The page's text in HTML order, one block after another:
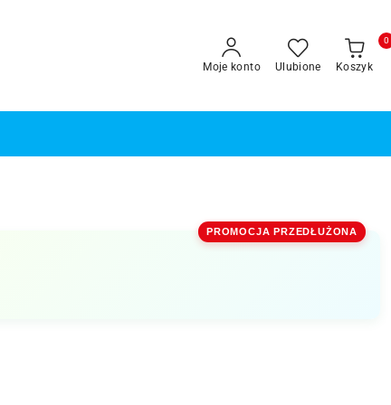
Moje konto Ulubione Koszyk
0
PROMOCJA PRZEDŁUŻONA